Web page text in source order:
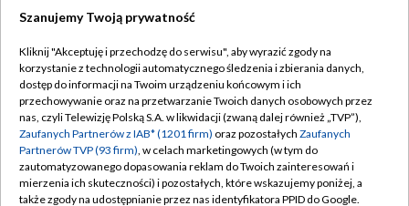
TVP
Abonament TVP
Emisja w TVP
Centrum informacji TVP
Naziemna Telewizja Cyfrowa
Regulamin TVP
Polityka prywatności
Moje zgody
Pomoc
Szanujemy Twoją prywatność
Kliknij "Akceptuję i przechodzę do serwisu", aby wyrazić zgody na
korzystanie z technologii automatycznego śledzenia i zbierania danych,
dostęp do informacji na Twoim urządzeniu końcowym i ich
przechowywanie oraz na przetwarzanie Twoich danych osobowych przez
nas, czyli Telewizję Polską S.A. w likwidacji (zwaną dalej również „TVP”),
Zaufanych Partnerów z IAB* (1201 firm) oraz pozostałych Zaufanych
Partnerów TVP (93 firm), w celach marketingowych (w tym do
zautomatyzowanego dopasowania reklam do Twoich zainteresowań i
mierzenia ich skuteczności) i pozostałych, które wskazujemy poniżej, a
także zgody na udostępnianie przez nas identyfikatora PPID do Google.